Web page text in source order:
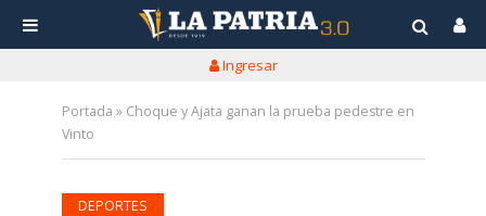
Ingresar
Portada » Choque y Ajata ganan la prueba pedestre en
Vinto
DEPORTES